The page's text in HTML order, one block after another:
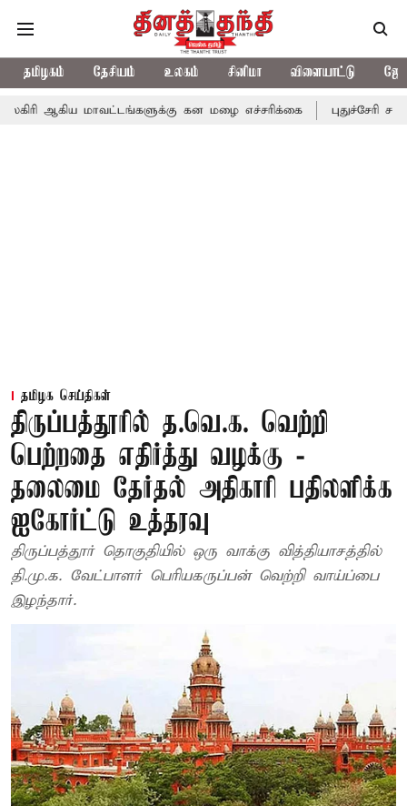
தமிழகம் தேசியம் உலகம் சினிமா விளையாட்டு
மாவட்டங்களுக்கு கன மழை எச்சரிக்கை புதுச்சேரி
தமிழக செய்திகள்
திருப்பத்தூரில் த.வெ.க. வெற்றி
பெற்றதை எதிர்த்து வழக்கு -
தலைமை தேர்தல் அதிகாரி பதிலளிக்க
ஐகோர்ட்டு உத்தரவு
திருப்பத்தூர் தொகுதியில் ஒரு வாக்கு வித்தியாசத்தில்
தி.மு.க. வேட்பாளர் பெரியகருப்பன் வெற்றி வாய்ப்பை
இழந்தார்.